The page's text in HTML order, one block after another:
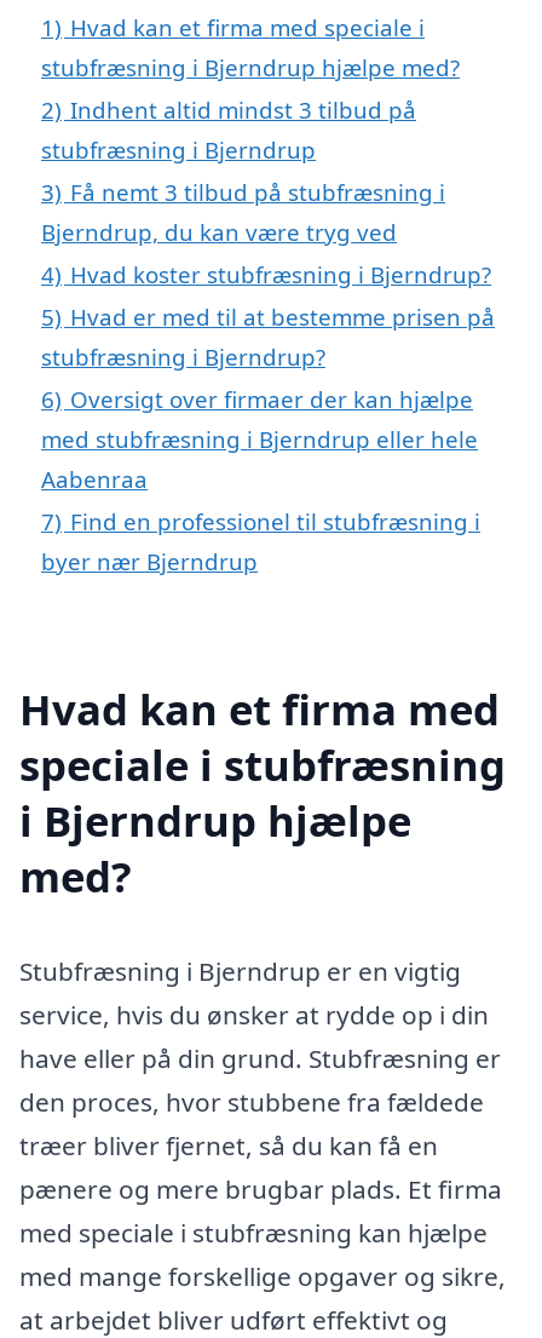
1) Hvad kan et firma med speciale i
stubfræsning i Bjerndrup hjælpe med?
2) Indhent altid mindst 3 tilbud på
stubfræsning i Bjerndrup
3) Få nemt 3 tilbud på stubfræsning i
Bjerndrup, du kan være tryg ved
4) Hvad koster stubfræsning i Bjerndrup?
5) Hvad er med til at bestemme prisen på
stubfræsning i Bjerndrup?
6) Oversigt over firmaer der kan hjælpe
med stubfræsning i Bjerndrup eller hele
Aabenraa
7) Find en professionel til stubfræsning i
byer nær Bjerndrup
Hvad kan et firma med
speciale i stubfræsning
i Bjerndrup hjælpe
med?
Stubfræsning i Bjerndrup er en vigtig
service, hvis du ønsker at rydde op i din
have eller på din grund. Stubfræsning er
den proces, hvor stubbene fra fældede
træer bliver fjernet, så du kan få en
pænere og mere brugbar plads. Et firma
med speciale i stubfræsning kan hjælpe
med mange forskellige opgaver og sikre,
at arbejdet bliver udført effektivt og